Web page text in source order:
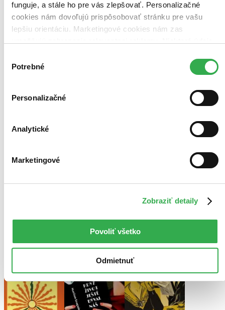
funguje, a stále ho pre vás zlepšovať. Personalizačné
cookies nám dovoľujú prispôsobovať stránku pre vašu
lepšiu orientáciu. Marketingové cookies nám zas
keby sme mohli používať všetky tieto cookies. Ďakujeme!
súhlasu
Potrebné
Personalizačné
Analytické
Marketingové
Zobraziť detaily
Povoliť všetko
Odmietnuť
Moje čitateľské kolekcie